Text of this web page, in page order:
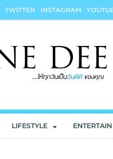
TWITTER INSTAGRAM
LIFESTYLE ENTERTAIN